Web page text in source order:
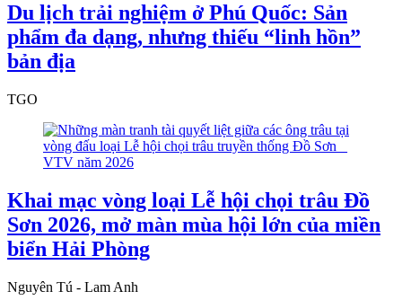
Du lịch trải nghiệm ở Phú Quốc: Sản
phẩm đa dạng, nhưng thiếu “linh hồn”
bản địa
TGO
Khai mạc vòng loại Lễ hội chọi trâu Đồ
Sơn 2026, mở màn mùa hội lớn của miền
biển Hải Phòng
Nguyên Tú - Lam Anh